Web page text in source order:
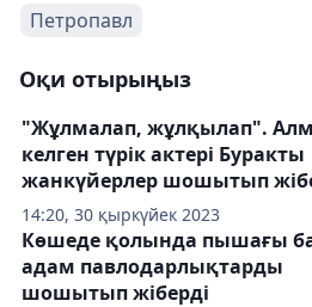
Петропавл
Оқи отырыңыз
14:20, 30 қыркүйек 2023
"Жұлмалап, жұлқылап".
келген түрік актері Буракты
жанкүйерлер шошытып
Көшеде қолында пышағы
адам павлодарлықтарды
шошытып жіберді